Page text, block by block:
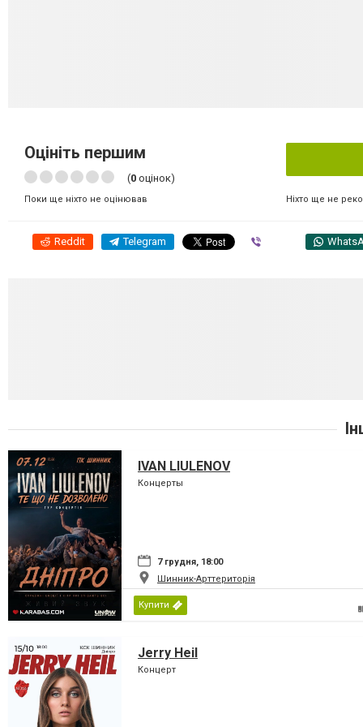
Оцініть першим
(0 оцінок)
Поки ще ніхто не оцінював Ніхто ще не
Reddit Telegram
IVAN LIULENOV
Концерты
7 грудня, 18:00
Шинник-Арттериторія
Купити
Jerry Heil
Концерт